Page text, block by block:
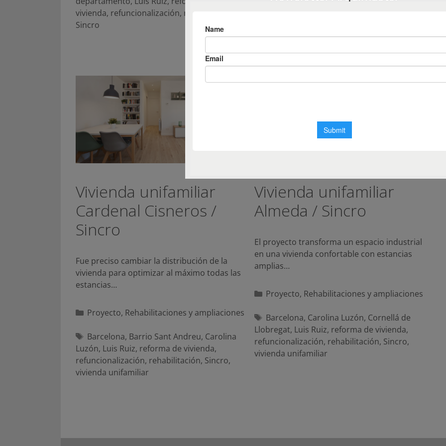
vivienda, refuncionalización, rehabilitación
Sincro
Vivienda unifamiliar
Cardenal Cisneros /
Sincro
Fue preciso cambiar la distribución de la
vivienda para optimizar al máximo todas las
estancias…
Categorías
Proyecto, Rehabilitaciones y ampliaciones
Etiquetas
Barcelona, Barrio Sant Andreu, Carolina
Luzón, Luis Ruiz, reforma de vivienda,
refuncionalización, rehabilitación, Sincro,
vivienda unifamiliar
Vivienda unifamiliar
Almeda / Sincro
El proyecto transforma un espacio industrial
en una vivienda confortable con estancias
amplias…
Categorías
Proyecto, Rehabilitaciones y ampliaciones
Etiquetas
Barcelona, Carolina Luzón, Cornellá de
Llobregat, Luis Ruiz, reforma de vivienda,
refuncionalización, rehabilitación, Sincro,
vivienda unifamiliar